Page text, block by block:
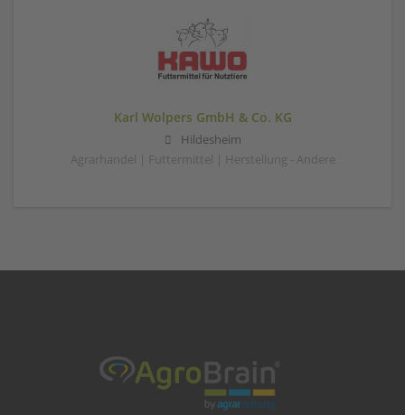
Karl Wolpers GmbH & Co. KG
Hildesheim
Agrarhandel | Futtermittel | Herstellung - Andere